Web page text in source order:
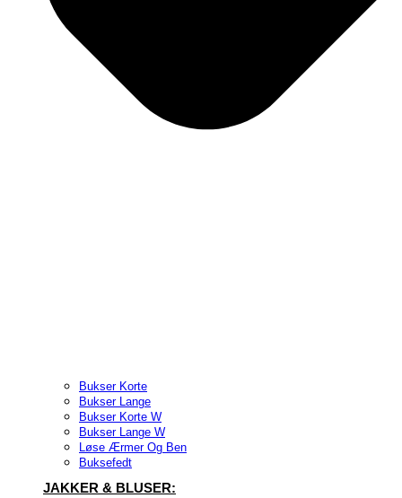
Bukser Korte
Bukser Lange
Bukser Korte W
Bukser Lange W
Løse Ærmer Og Ben
Buksefedt
JAKKER & BLUSER: